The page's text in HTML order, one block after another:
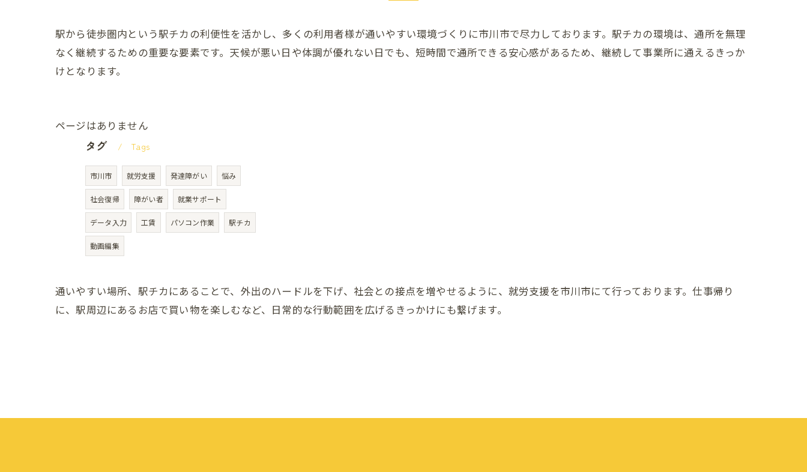
駅から徒歩圏内という駅チカの利便性を活かし、多くの利用者様が通いやすい環境づくりに市川市で尽力しております。駅チカの環境は、通所を無理
なく継続するための重要な要素です。天候が悪い日や体調が優れない日でも、短時間で通所できる安心感があるため、継続して事業所に通えるきっか
けとなります。
ページはありません
タグ Tags
市川市 就労支援 発達障がい 悩み
社会復帰 障がい者 就業サポート
データ入力 工賃 パソコン作業 駅チカ
動画編集
通いやすい場所、駅チカにあることで、外出のハードルを下げ、社会との接点を増やせるように、就労支援を市川市にて行っております。仕事帰り
に、駅周辺にあるお店で買い物を楽しむなど、日常的な行動範囲を広げるきっかけにも繋げます。